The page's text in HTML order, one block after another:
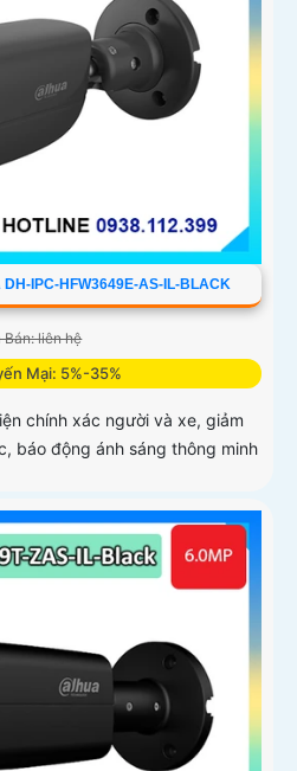
IPC-HFW3649E-AS-IL-BLACK
Bán: liên hệ
Mại: 5%-35%
chính xác người và xe, giảm
báo động ánh sáng thông minh